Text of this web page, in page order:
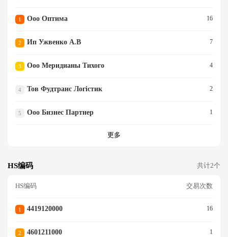
1 Ооо Оптима 16
2 Ип Ужвенко А.в 7
3 Ооо Меридианы Тихого 4
4 Тов Фудтранс Логістик 2
5 Ооо Бизнес Партнер 1
更多
HS编码 共计2个
HS编码 交易次数
1 4419120000 16
2 4601211000 1